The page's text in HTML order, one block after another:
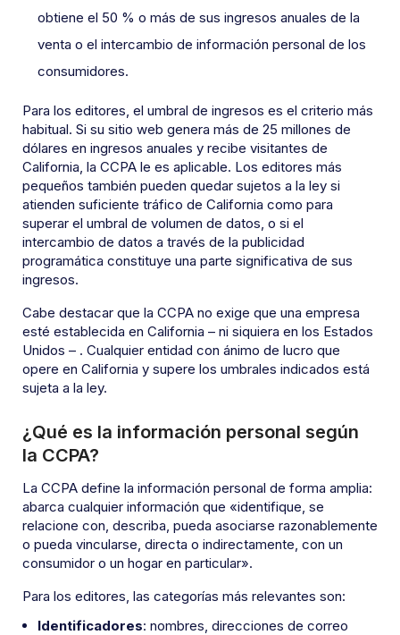
obtiene el 50 % o más de sus ingresos anuales de la
venta o el intercambio de información personal de los
consumidores.
Para los editores, el umbral de ingresos es el criterio más
habitual. Si su sitio web genera más de 25 millones de
dólares en ingresos anuales y recibe visitantes de
California, la CCPA le es aplicable. Los editores más
pequeños también pueden quedar sujetos a la ley si
atienden suficiente tráfico de California como para
superar el umbral de volumen de datos, o si el
intercambio de datos a través de la publicidad
programática constituye una parte significativa de sus
ingresos.
Cabe destacar que la CCPA no exige que una empresa
esté establecida en California – ni siquiera en los Estados
Unidos – . Cualquier entidad con ánimo de lucro que
opere en California y supere los umbrales indicados está
sujeta a la ley.
¿Qué es la información personal según
la CCPA?
La CCPA define la información personal de forma amplia:
abarca cualquier información que «identifique, se
relacione con, describa, pueda asociarse razonablemente
o pueda vincularse, directa o indirectamente, con un
consumidor o un hogar en particular».
Para los editores, las categorías más relevantes son:
Identificadores: nombres, direcciones de correo